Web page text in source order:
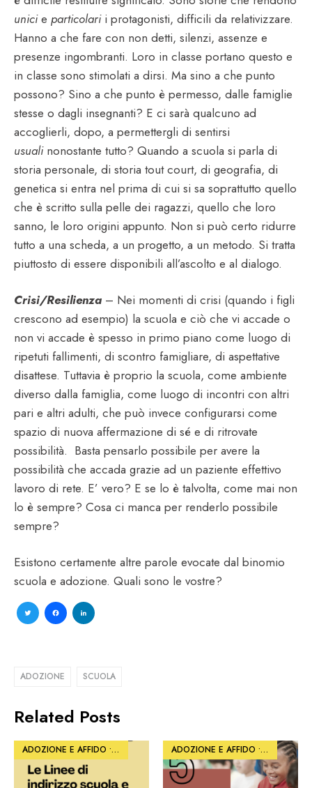
unicie particolarii protagonisti, difficili da relativizzare.
Hanno a che fare con non detti, silenzi, assenze e
presenze ingombranti. Loro in classe portano questo e
in classe sono stimolati a dirsi. Ma sino a che punto
possono? Sino a che punto è permesso, dalle famiglie
stesse o dagli insegnanti? E ci sarà qualcuno ad
accoglierli, dopo, a permettergli di sentirsi
usuali nonostante tutto? Quando a scuola si parla di
storia personale, di storia tout court, di geografia, di
genetica si entra nel prima di cui si sa soprattutto quello
che è scritto sulla pelle dei ragazzi, quello che loro
sanno, le loro origini appunto. Non si può certo ridurre
tutto a una scheda, a un progetto, a un metodo. Si tratta
piuttosto di essere disponibili all’ascolto e al dialogo.
Crisi/Resilienza – Nei momenti di crisi (quando i figli
crescono ad esempio) la scuola e ciò che vi accade o
non vi accade è spesso in primo piano come luogo di
ripetuti fallimenti, di scontro famigliare, di aspettative
disattese. Tuttavia è proprio la scuola, come ambiente
diverso dalla famiglia, come luogo di incontri con altri
pari e altri adulti, che può invece configurarsi come
spazio di nuova affermazione di sé e di ritrovate
possibilità. Basta pensarlo possibile per avere la
possibilità che accada grazie ad un paziente effettivo
lavoro di rete. E’ vero? E se lo è talvolta, come mai non
lo è sempre? Cosa ci manca per renderlo possibile
sempre?
Esistono certamente altre parole evocate dal binomio
scuola e adozione. Quali sono le vostre?
TwitterFacebook
ADOZIONE SCUOLA
Related Posts
ADOZIONE E AFFIDO • ARTICOLI SCUOLA E FORMAZIONE •
ADOZIONE E AFFIDO • PHOTO•